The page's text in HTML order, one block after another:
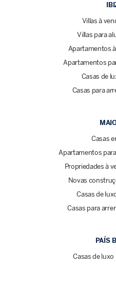
Villas à
Villas para
Apartamentos
Apartamentos
Casas de
Casas para
Casas
Apartamentos
Propriedades à
Novas
Casas de
Casas para
PAÍS
Casas de luxo